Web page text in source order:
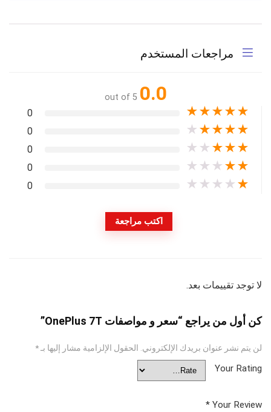
مراجعات المستخدم
0.0
out of 5
★
★
★
★
★
0
★
★
★
★
★
0
★
★
★
★
★
0
★
★
★
★
★
0
★
★
★
★
★
0
اكتب مراجعة
لا توجد تقييمات بعد.
كن أول من يراجع “سعر و مواصفات OnePlus 7T”
لن يتم نشر عنوان بريدك الإلكتروني. الحقول الإلزامية مشار إليها بـ*
Your Rating
Your Review
*